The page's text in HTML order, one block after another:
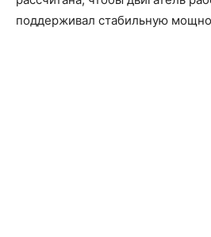
поддерживал стабильную